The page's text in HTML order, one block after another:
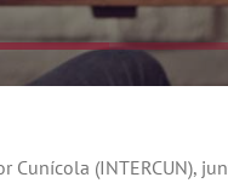
(INTERCUN),